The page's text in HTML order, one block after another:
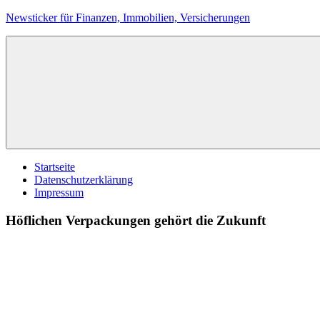
Zum
Newsticker für Finanzen, Immobilien, Versicherungen
Startseite
Datenschutzerklärung
Impressum
Höflichen Verpackungen gehört die Zukunft